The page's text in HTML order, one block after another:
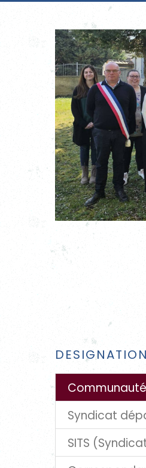
Sonia PAZOS-
Philippe GUILLARD
Syndicat
Titulaire :Philippe
SITS